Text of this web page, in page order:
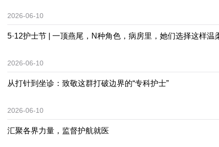
2026-06-10
5·12护士节 | 一顶燕尾，N种角色，病房里，她们选择这样温
2026-06-10
从打针到坐诊：致敬这群打破边界的“专科护士”
2026-06-10
汇聚各界力量，监督护航就医